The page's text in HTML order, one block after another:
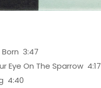
Born 3:47
Eye On The Sparrow 4:17
4:40